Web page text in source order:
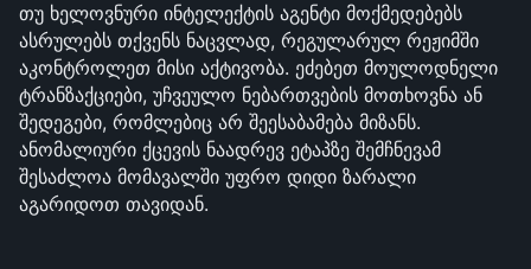
თუ ხელოვნური ინტელექტის აგენტი მოქმედებებს
ასრულებს თქვენს ნაცვლად, რეგულარულ რეჟიმში
აკონტროლეთ მისი აქტივობა. ეძებეთ მოულოდნელი
ტრანზაქციები, უჩვეულო ნებართვების მოთხოვნა ან
შედეგები, რომლებიც არ შეესაბამება მიზანს.
ანომალიური ქცევის ნაადრევ ეტაპზე შემჩნევამ
შესაძლოა მომავალში უფრო დიდი ზარალი
აგარიდოთ თავიდან.